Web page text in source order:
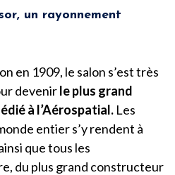
un rayonnement
en 1909, le salon s’est très
devenirle plus grand
à l’Aérospatial. Les
entier s’y rendent à
que tous les
du plus grand constructeur